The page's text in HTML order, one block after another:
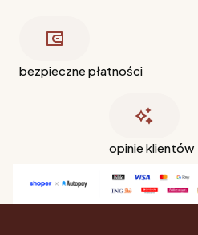
bezpieczne płatności
opinie klientów